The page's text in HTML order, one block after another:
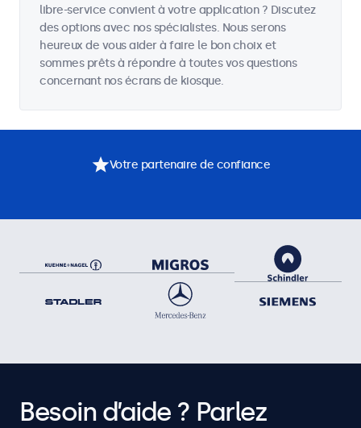
libre-service convient à votre application ? Discutez
des options avec nos spécialistes. Nous serons
heureux de vous aider à faire le bon choix et
sommes prêts à répondre à toutes vos questions
concernant nos écrans de kiosque.
Votre partenaire de confiance
Besoin d’aide ? Parlez